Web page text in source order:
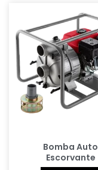
Bomba Auto
Escorvante